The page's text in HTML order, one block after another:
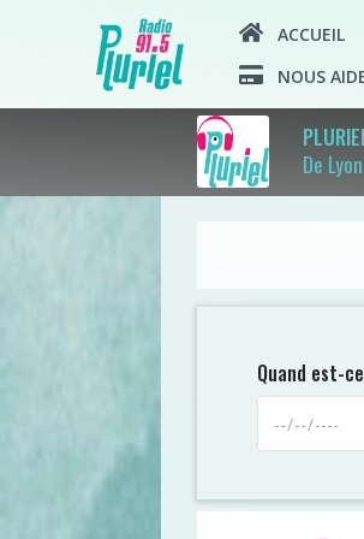
ACCUEIL
NOUS
De
Quand est-